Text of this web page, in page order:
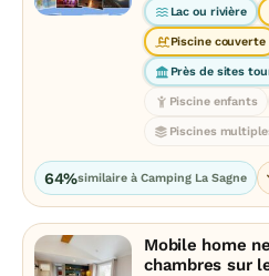
Lac ou rivière
Piscine couverte
Près de sites
Piscine enfants
Piscines
64%similaire à Camping La Sagne
Mobile home
chambres sur